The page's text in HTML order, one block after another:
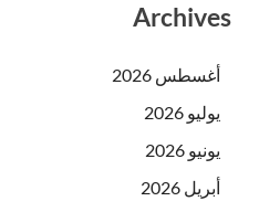
Archives
أغسطس 2026
يوليو 2026
يونيو 2026
أبريل 2026